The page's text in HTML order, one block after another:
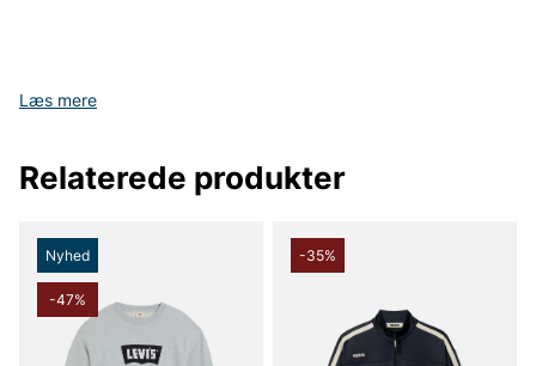
Læs mere
Tak fordi du handler i vores webshop. Besøg også vores butik i
Vingåker.
Relaterede produkter
Nyhed
-47%
-35%